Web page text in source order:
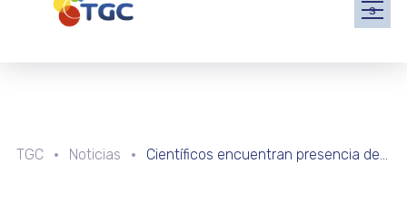
s
TGC Noticias Científicos encuentran presencia de microplásticos en muestra de suelo antiguo